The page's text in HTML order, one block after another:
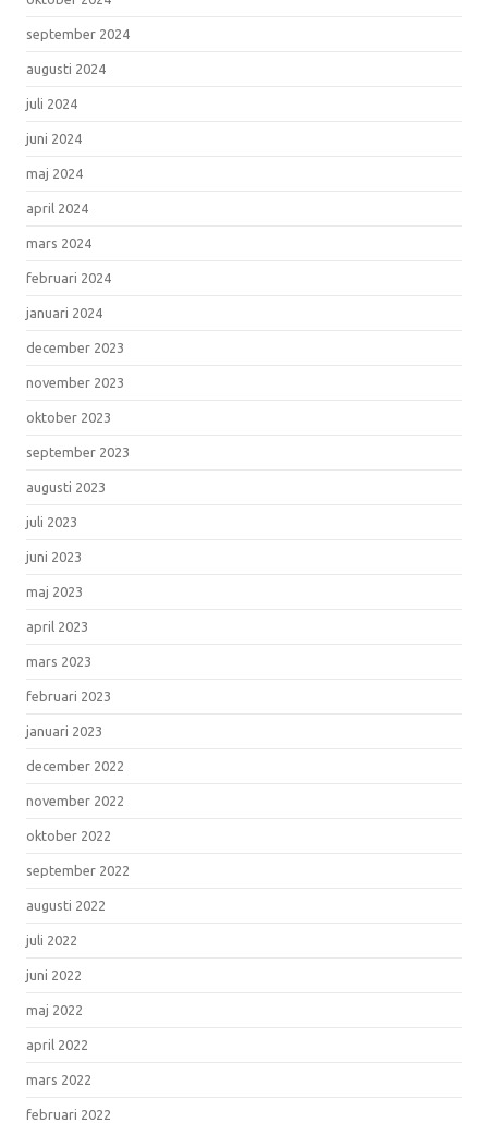
september 2024
augusti 2024
juli 2024
juni 2024
maj 2024
april 2024
mars 2024
februari 2024
januari 2024
december 2023
november 2023
oktober 2023
september 2023
augusti 2023
juli 2023
juni 2023
maj 2023
april 2023
mars 2023
februari 2023
januari 2023
december 2022
november 2022
oktober 2022
september 2022
augusti 2022
juli 2022
juni 2022
maj 2022
april 2022
mars 2022
februari 2022